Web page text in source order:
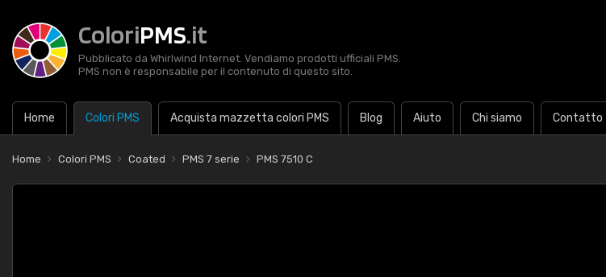
ColoriPMS.it
Pubblicato da Whirlwind Internet. Vendiamo prodotti ufficiali PMS.
PMS non è responsabile per il contenuto di questo sito.
Home Colori PMS Acquista mazzetta colori PMS Blog Aiuto Chi siamo Contatto
Home Colori PMS Coated PMS 7 serie PMS 7510 C